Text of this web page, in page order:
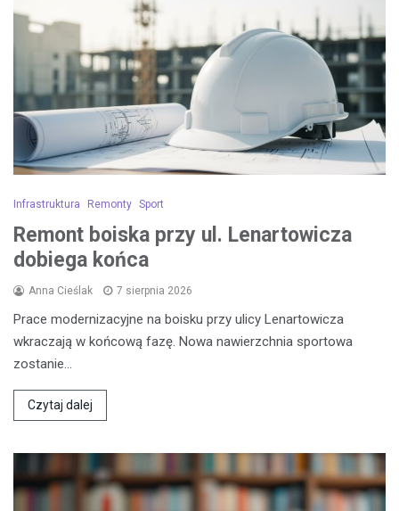
Infrastruktura Remonty Sport
Remont boiska przy ul. Lenartowicza
dobiega końca
Anna Cieślak 7 sierpnia 2026
Prace modernizacyjne na boisku przy ulicy Lenartowicza
wkraczają w końcową fazę. Nowa nawierzchnia sportowa
zostanie…
Czytaj dalej